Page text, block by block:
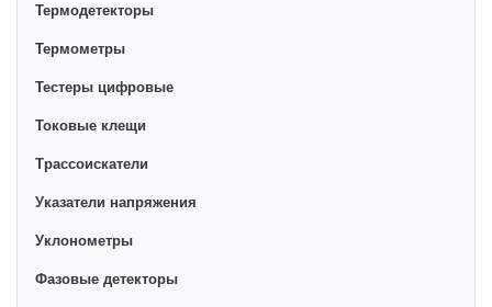
Термодетекторы
Термометры
Тестеры цифровые
Токовые клещи
Трассоискатели
Указатели напряжения
Уклонометры
Фазовые детекторы